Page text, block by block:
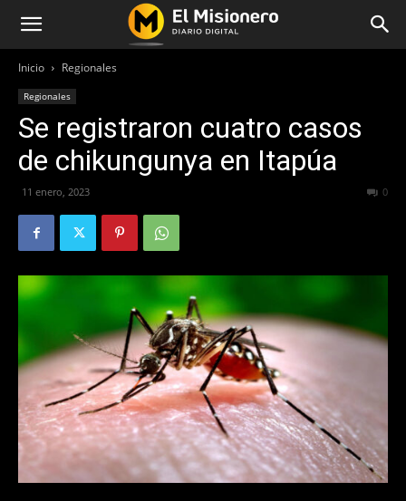
Inicio Regionales
Regionales
Se registraron cuatro casos
de chikungunya en Itapúa
11 enero, 2023 0